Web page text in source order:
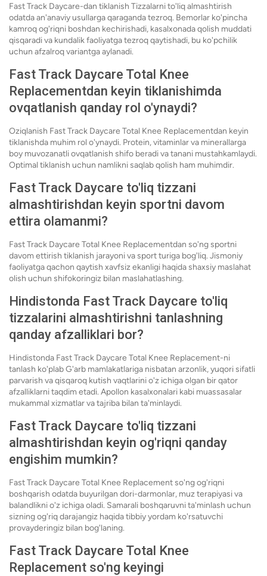
Fast Track Daycare-dan tiklanish Tizzalarni to'liq almashtirish
odatda an'anaviy usullarga qaraganda tezroq. Bemorlar ko'pincha
kamroq og'riqni boshdan kechirishadi, kasalxonada qolish muddati
qisqaradi va kundalik faoliyatga tezroq qaytishadi, bu ko'pchilik
uchun afzalroq variantga aylanadi.
Fast Track Daycare Total Knee
Replacementdan keyin tiklanishimda
ovqatlanish qanday rol o'ynaydi?
Oziqlanish Fast Track Daycare Total Knee Replacementdan keyin
tiklanishda muhim rol o'ynaydi. Protein, vitaminlar va minerallarga
boy muvozanatli ovqatlanish shifo beradi va tanani mustahkamlaydi.
Optimal tiklanish uchun namlikni saqlab qolish ham muhimdir.
Fast Track Daycare to'liq tizzani
almashtirishdan keyin sportni davom
ettira olamanmi?
Fast Track Daycare Total Knee Replacementdan so'ng sportni
davom ettirish tiklanish jarayoni va sport turiga bog'liq. Jismoniy
faoliyatga qachon qaytish xavfsiz ekanligi haqida shaxsiy maslahat
olish uchun shifokoringiz bilan maslahatlashing.
Hindistonda Fast Track Daycare to'liq
tizzalarini almashtirishni tanlashning
qanday afzalliklari bor?
Hindistonda Fast Track Daycare Total Knee Replacement-ni
tanlash ko'plab G'arb mamlakatlariga nisbatan arzonlik, yuqori sifatli
parvarish va qisqaroq kutish vaqtlarini o'z ichiga olgan bir qator
afzalliklarni taqdim etadi. Apollon kasalxonalari kabi muassasalar
mukammal xizmatlar va tajriba bilan ta'minlaydi.
Fast Track Daycare to'liq tizzani
almashtirishdan keyin og'riqni qanday
engishim mumkin?
Fast Track Daycare Total Knee Replacement so'ng og'riqni
boshqarish odatda buyurilgan dori-darmonlar, muz terapiyasi va
balandlikni o'z ichiga oladi. Samarali boshqaruvni ta'minlash uchun
sizning og'riq darajangiz haqida tibbiy yordam ko'rsatuvchi
provayderingiz bilan bog'laning.
Fast Track Daycare Total Knee
Replacement so'ng keyingi